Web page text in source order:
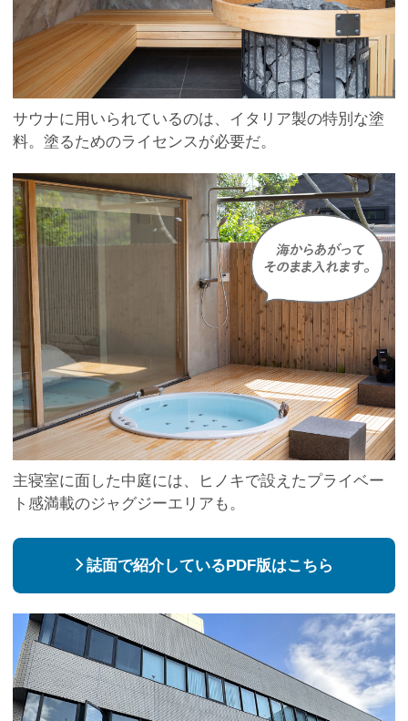
サウナに用いられているのは、イタリア製の特別な塗
料。塗るためのライセンスが必要だ。
主寝室に面した中庭には、ヒノキで設えたプライベー
ト感満載のジャグジーエリアも。
誌面で紹介しているPDF版はこちら